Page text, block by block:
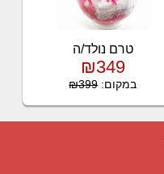
טרם נולד/ה
₪349
במקום:₪399